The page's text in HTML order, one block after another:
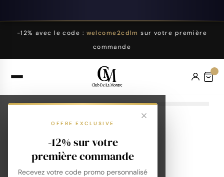
-12% avec le code : welcome2cdlm sur votre première
commande
OFFRE EXCLUSIVE
-12% sur votre
première commande
Recevez votre code promo personnalisé